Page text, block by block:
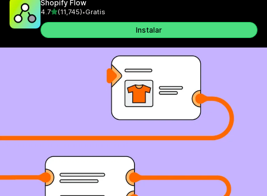
Shopify Flow
4.7de 5 estrellas
(11,745)
11745 reseñas en total
•Gratis
Instalar